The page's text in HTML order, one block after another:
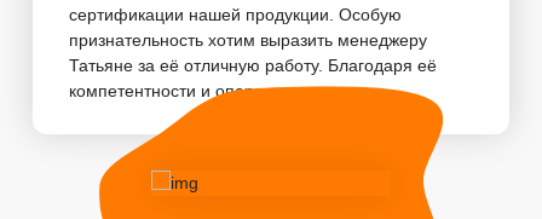
сертификации нашей продукции. Особую
признательность хотим выразить менеджеру
Татьяне за её отличную работу. Благодаря её
компетентности и оперативности, пр...